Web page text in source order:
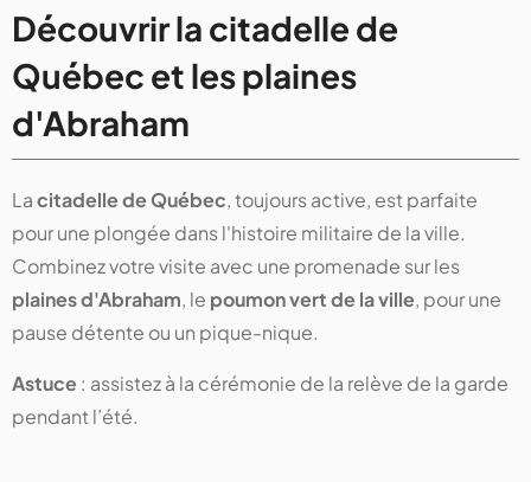
Découvrir la citadelle de
Québec et les plaines
d'Abraham
Lacitadelle de Québec, toujours active, est parfaite
pour une plongée dans l'histoire militaire de la ville.
Combinez votre visite avec une promenade sur les
plaines d'Abraham, le poumon vert de la ville, pour une
pause détente ou un pique-nique.
Astuce: assistez à la cérémonie de la relève de la garde
pendant l’été.